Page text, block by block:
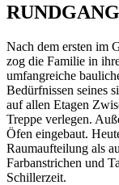
Nach dem ersten im
zog die Familie in
umfangreiche
Bedürfnissen seines
auf allen Etagen
Treppe verlegen.
Öfen eingebaut.
Raumaufteilung als
Farbanstrichen und
Schillerzeit.